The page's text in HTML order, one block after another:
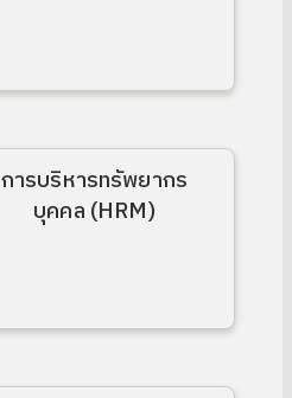
การบริหารทรัพยากร
บุคคล (HRM)